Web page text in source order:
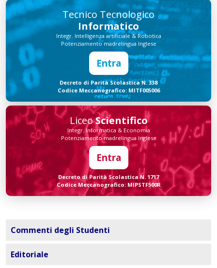
Tecnico Tecnologico
Informatico
Integr. Intelligenza artificiale & Robotica
Potenziamento madrelingua Inglese
Entra
Decreto di Parità Scolastica N. 338
Codice Meccanografico: MITF005006
LiceoScientifico
Integr. Informatica & Economia
Potenziamento madrelingua Inglese
Entra
Decreto di Parità Scolastica N. 1717
Codice Meccanografico: MIPSTF500R
Commenti degli Studenti
Editoriale